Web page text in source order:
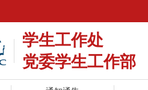
学生工作处
党委学生工作部